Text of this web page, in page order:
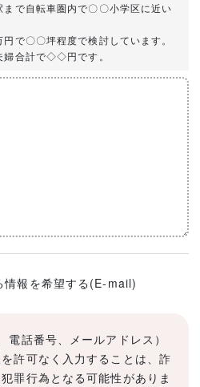
で自転車圏内で〇〇小学区に近い
で〇〇坪程度で検討しています。
合計で◇◇円です。
情報を希望する(E-mail)
話番号、メールアドレス）
許可なく入力することは、詐
罪行為となる可能性がありま